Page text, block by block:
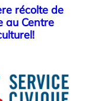
récolte de
au Centre